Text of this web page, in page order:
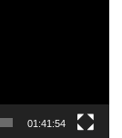
01:41:54